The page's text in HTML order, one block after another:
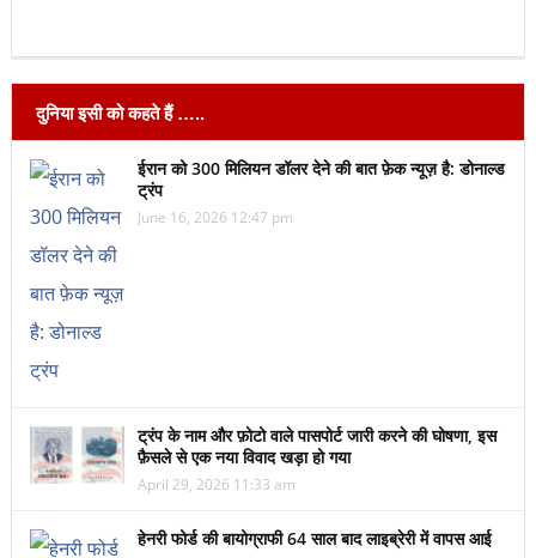
दुनिया इसी को कहते हैं …..
ईरान को 300 मिलियन डॉलर देने की बात फ़ेक न्यूज़ है: डोनाल्ड
ट्रंप
June 16, 2026 12:47 pm
ट्रंप के नाम और फ़ोटो वाले पासपोर्ट जारी करने की घोषणा, इस
फ़ैसले से एक नया विवाद खड़ा हो गया
April 29, 2026 11:33 am
हेनरी फोर्ड की बायोग्राफी 64 साल बाद लाइब्रेरी में वापस आई